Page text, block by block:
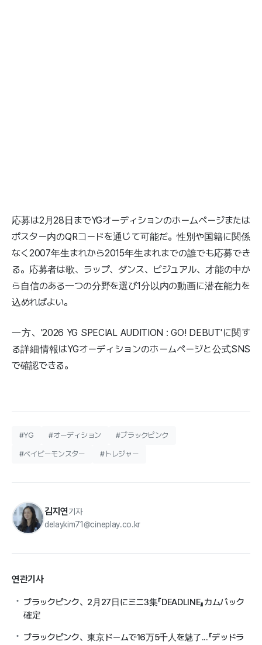
応募は2月28日までYGオーディションのホームページまたは
ポスター内のQRコードを通じて可能だ。性別や国籍に関係
なく2007年生まれから2015年生まれまでの誰でも応募でき
る。応募者は歌、ラップ、ダンス、ビジュアル、才能の中か
ら自信のある一つの分野を選び1分以内の動画に潜在能力を
込めればよい。
一方、'2026 YG SPECIAL AUDITION : GO! DEBUT'に関す
る詳細情報はYGオーディションのホームページと公式SNS
で確認できる。
#YG #オーディション #ブラックピンク
#ベイビーモンスター #トレジャー
김지연기자
delaykim71@cineplay.co.kr
연관기사
ブラックピンク、2月27日にミニ3集『DEADLINE』カムバック
確定
ブラックピンク、東京ドームで16万5千人を魅了...『デッドラ